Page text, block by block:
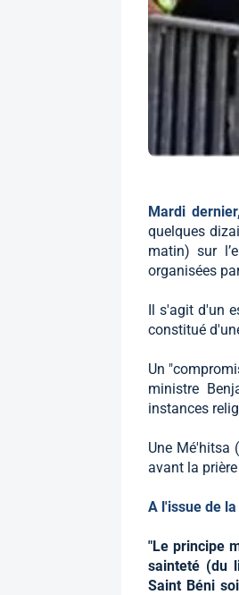
Mardi dernier,
quelques
matin) sur
organisées
Il s'agit d'un
constitué
Un
ministre
instances
Une Mé'hitsa
avant la
A l'issue de
"Le principe
sainteté (du
Saint Béni